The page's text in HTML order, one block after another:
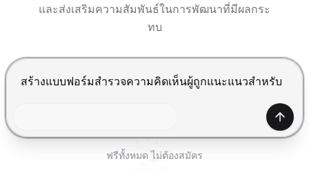
เข้าสู่ระบบ
ทดลองใช้ฟรี
และส่งเสริมความสัมพันธ์ในการพัฒนาที่มีผลกระ
ทบ
กด Enter เพื่อส่ง, Shift+Enter เพื่อขึ้นบรรทัดใหม่
สร้าง
ฟรีทั้งหมด ไม่ต้องสมัคร